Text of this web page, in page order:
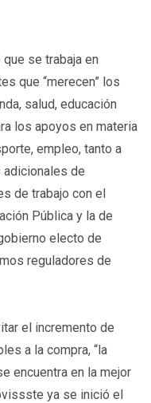
se trabaja en
que “merecen” los
salud, educación
los apoyos en materia
empleo, tanto a
de
de trabajo con el
Pública y la de
electo de
reguladores de
el incremento de
a la compra, “la
encuentra en la mejor
ya se inició el